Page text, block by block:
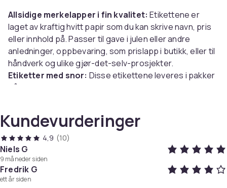
Allsidige merkelapper i fin kvalitet: Etikettene er
laget av kraftig hvitt papir som du kan skrive navn, pris
eller innhold på. Passer til gave i julen eller andre
anledninger, oppbevaring, som prislapp i butikk, eller til
håndverk og ulike gjør-det-selv-prosjekter.
Etiketter med snor: Disse etikettene leveres i pakker
på 100 stk. og er klare til bruk. Med teipen kan du enkelt
Spesifikasjoner:
Farge: Hvit
Materiale: Bestrøket papir
Størrelse 1: 2,5 x 1,5 cm
Størrelse 2: 3,5 x 2,2 cm
Størrelse 3: 2,4 x 1,4 cm
Kundevurderinger
4,9 (10)
Niels G
9 måneder siden
Fredrik G
ett år siden